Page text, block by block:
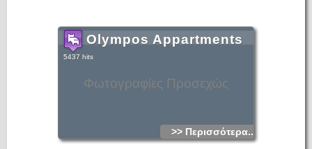
Φωτογραφίες Προσεχώς
Olympos Appartments
5437 hits
>> Περισσότερα...